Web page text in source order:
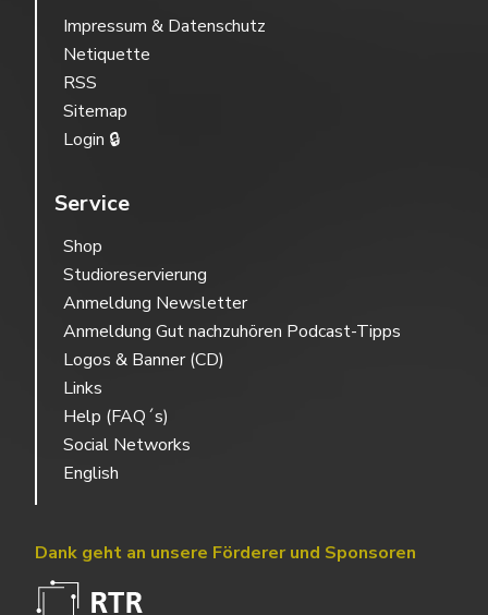
Impressum & Datenschutz
Netiquette
RSS
Sitemap
Login 🔒
Service
Shop
Studioreservierung
Anmeldung Newsletter
Anmeldung Gut nachzuhören Podcast-Tipps
Logos & Banner (CD)
Links
Help (FAQ´s)
Social Networks
English
Dank geht an unsere Förderer und Sponsoren